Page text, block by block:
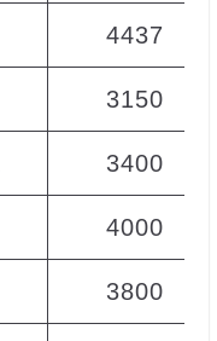
4437
3150
3400
4000
3800